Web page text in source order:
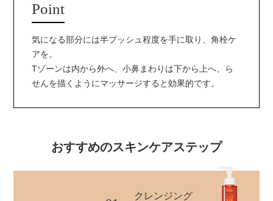
Point
気になる部分には半プッシュ程度を手に取り、角栓ケ
アを。
Tゾーンは内から外へ、小鼻まわりは下から上へ、ら
せんを描くようにマッサージすると効果的です。
おすすめのスキンケアステップ
クレンジング